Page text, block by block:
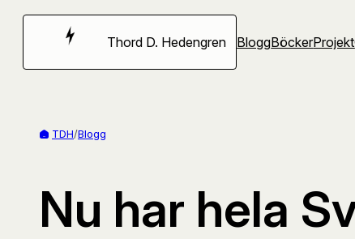
Hoppa
Thord D. Hedengren BloggBöckerProjekt
TDH/Blogg
Nu har hela